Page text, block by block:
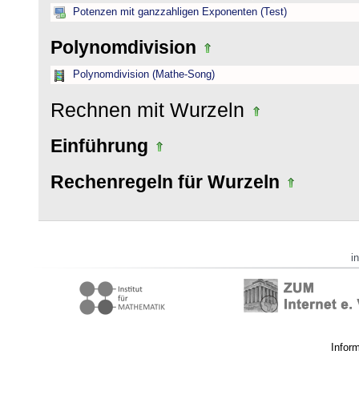
Potenzen mit ganzzahligen Exponenten (Test)
Polynomdivision
Polynomdivision (Mathe-Song)
Rechnen mit Wurzeln
Einführung
Rechenregeln für Wurzeln